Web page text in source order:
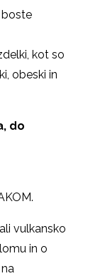
boste
kot so
obeski in
do
vulkansko
in o